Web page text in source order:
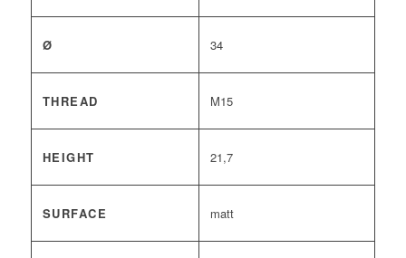
Ø 34
THREAD M15
HEIGHT 21,7
SURFACE matt